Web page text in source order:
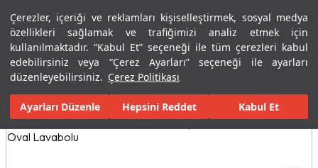
Çerezler, içeriği ve reklamları kişiselleştirmek, sosyal medya
özellikleri sağlamak ve trafiğimizi analiz etmek için
kullanılmaktadır. “Kabul Et” seçeneği ile tüm çerezleri kabul
edebilirsiniz veya “Çerez Ayarları” seçeneği ile ayarları
düzenleyebilirsiniz. Çerez Politikası
Ayarları Düzenle Hepsini Reddet Kabul Et
Menü Menü
Ana Sayfa Banyolar Banyo Mobilyaları Banyo Dolapları
Tüm Görseller(1)